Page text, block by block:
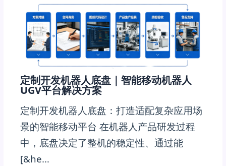
定制开发机器人底盘｜智能移动机器人
UGV平台解决方案
定制开发机器人底盘：打造适配复杂应用场
景的智能移动平台 在机器人产品研发过程
中，底盘决定了整机的稳定性、通过能
[&he…